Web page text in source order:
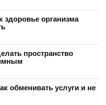
здоровье организма
пространство
обменивать услуги и не